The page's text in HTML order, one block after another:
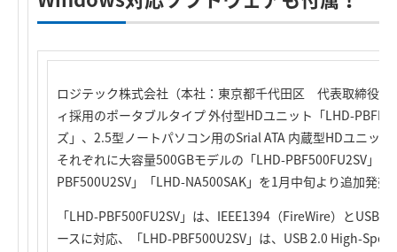
ロジテック株式会社（本社：東京都千代田区 代表取締役社
ィ採用のポータブルタイプ 外付型HDユニット「LHD-
ズ」、2.5型ノートパソコン用のSrial ATA 内蔵型HDユニッ
それぞれに大容量500GBモデルの「LHD-PBF500FU2SV」
PBF500U2SV」「LHD-NA500SAK」を1月中旬より追加発売
「LHD-PBF500FU2SV」は、IEEE1394（FireWire）とUSB
ースに対応、「LHD-PBF500U2SV」は、USB 2.0 High-